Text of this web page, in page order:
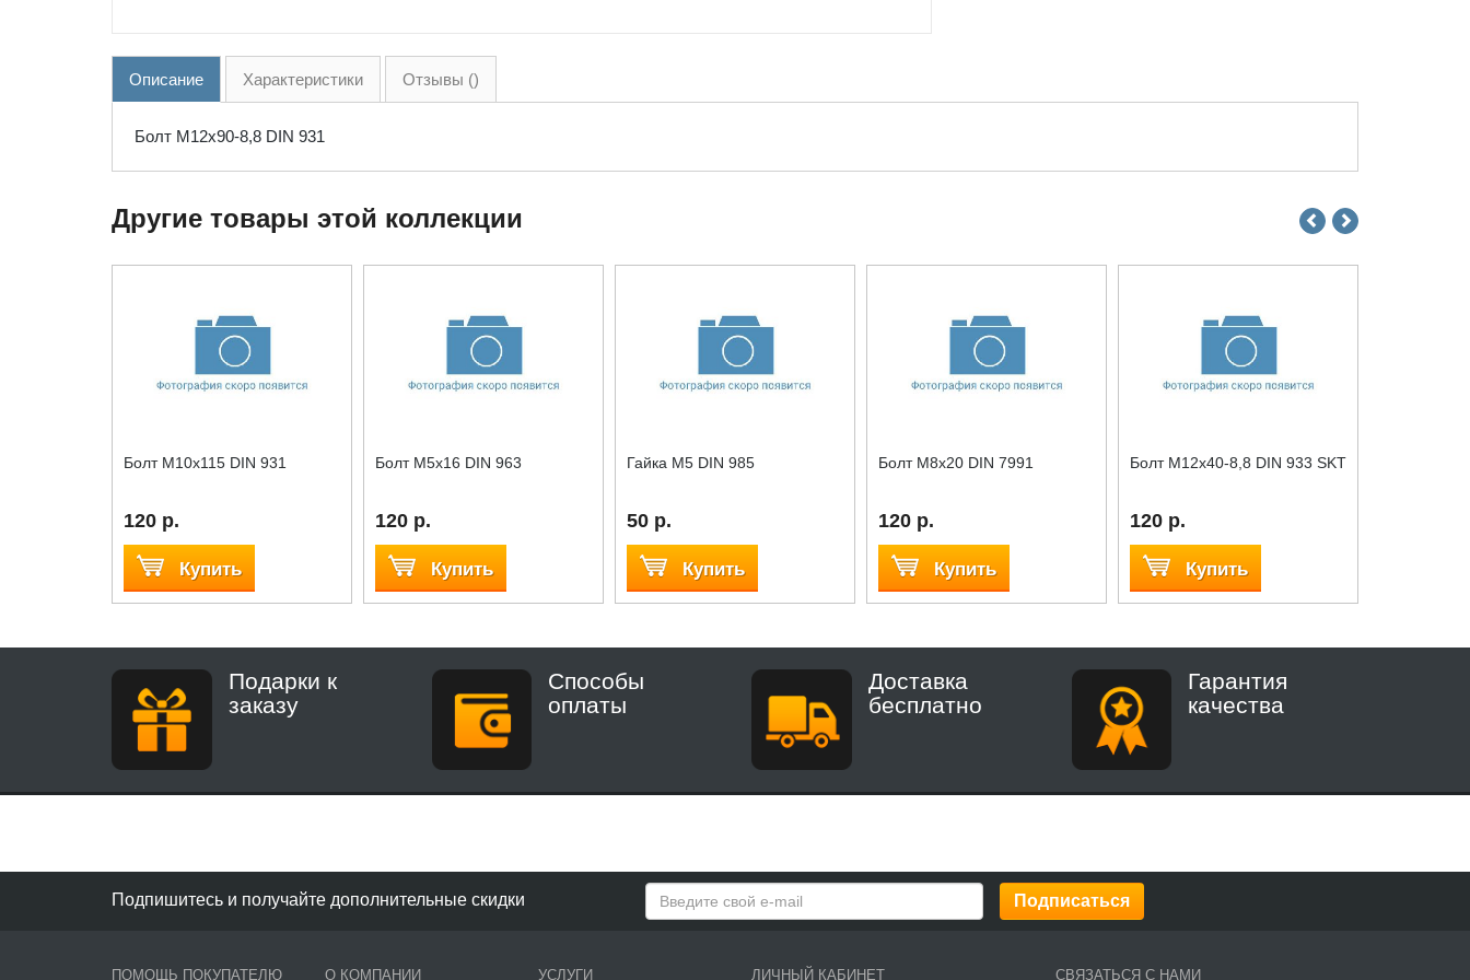
Описание Характеристики Отзывы ()
Болт М12x90-8,8 DIN 931
Другие товары этой коллекции
Болт М10x115 DIN 931
120 р.
Купить
Болт М5x16 DIN 963
120 р.
Купить
Гайка М5 DIN 985
50 р.
Купить
Болт М8x20 DIN 7991
120 р.
Купить
Болт М12x40-8,8 DIN 933 SKT
120 р.
Купить
Подарки к
заказу
Способы
оплаты
Доставка
бесплатно
Гарантия
качества
Подпишитесь и получайте дополнительные скидки
ПОМОЩЬ ПОКУПАТЕЛЮ О КОМПАНИИ УСЛУГИ ЛИЧНЫЙ КАБИНЕТ СВЯЗАТЬСЯ С НАМИ